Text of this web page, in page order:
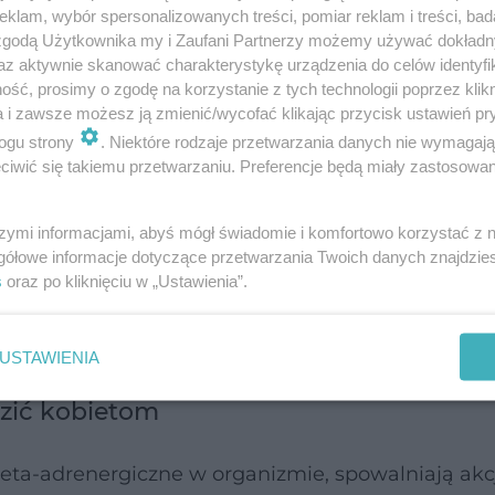
na grupie 8,4 tys. pacjentów, opublikował
Medicine”.
często niepotrzebne, gdyż zawałowcy są dziś
ratowania pacjentów w ostrym zawale serca
jeśli w ogóle do nich dochodzi.
sprawnością serca.
udar. Polacy zmagają się z
kobietom
adrenergiczne w organizmie, spowalniają
wybór spersonalizowanych treści, pomiar reklam i treści,
Użytkownika my i Zaufani Partnerzy możemy używać
aktywnie skanować charakterystykę urządzenia do celów
prosimy o zgodę na korzystanie z tych technologii poprzez
i zawsze możesz ją zmienić/wycofać klikając przycisk ustawień
strony
. Niektóre rodzaje przetwarzania danych nie
się takiemu przetwarzaniu. Preferencje będą miały
informacjami, abyś mógł świadomie i komfortowo korzystać z
informacje dotyczące przetwarzania Twoich danych
oraz po kliknięciu w „Ustawienia”.
USTAWIENIA